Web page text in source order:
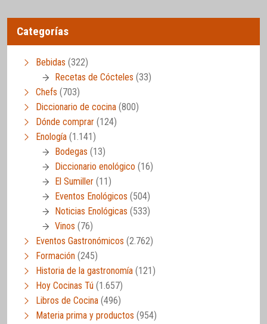
Categorías
Bebidas (322)
Recetas de Cócteles (33)
Chefs (703)
Diccionario de cocina (800)
Dónde comprar (124)
Enología (1.141)
Bodegas (13)
Diccionario enológico (16)
El Sumiller (11)
Eventos Enológicos (504)
Noticias Enológicas (533)
Vinos (76)
Eventos Gastronómicos (2.762)
Formación (245)
Historia de la gastronomía (121)
Hoy Cocinas Tú (1.657)
Libros de Cocina (496)
Materia prima y productos (954)